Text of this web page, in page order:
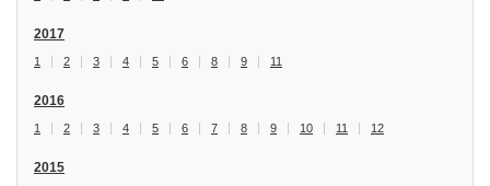
2017
1 2 3 4 5 6 8 9 11
2016
1 2 3 4 5 6 7 8 9 10 11 12
2015